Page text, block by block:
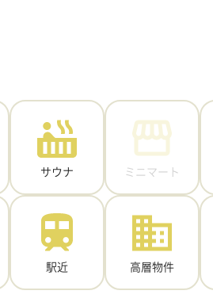
サウナ ミニマート
駅近 高層物件